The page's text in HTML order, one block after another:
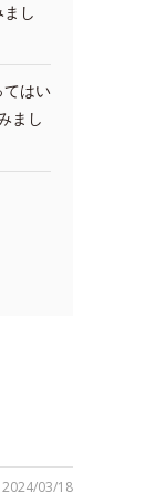
し
てはい
まし
2024/03/18